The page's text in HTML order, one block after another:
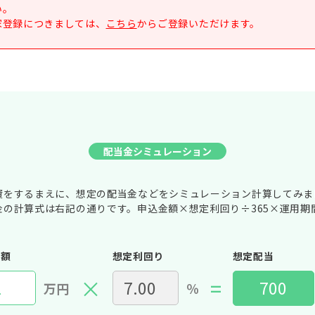
録につきましては、 こちらからご登録いただけます。
配当金シミュレーション
するまえに、想定の配当金などをシミュレーション計算してみま
の計算式は右記の通りです。申込金額×想定利回り÷365×運用期
万円 ×
想定利回り
％ =
想定配当